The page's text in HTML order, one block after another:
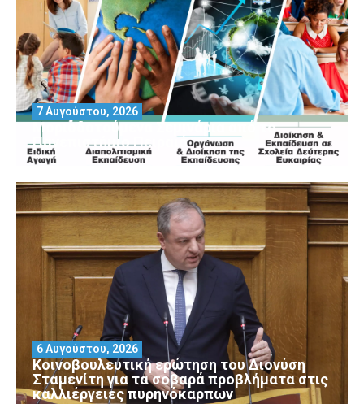
Μοριοδοτούμενα Σεμινάρια από το
Πανεπιστήμιο Πειραιά
7 Αυγούστου, 2026
Κοινοβουλευτική ερώτηση του Διονύση
Σταμενίτη για τα σοβαρά προβλήματα στις
καλλιέργειες πυρηνόκαρπων
6 Αυγούστου, 2026